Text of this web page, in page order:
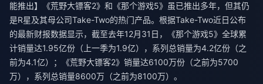
能推出】《荒野大镖客2》和《那个游戏5》虽已推出多年，但其仍
是R星及其母公司Take-Two的热门产品。根据Take-Two近日公布
的最新财报数据显示，截至去年12月31日，《那个游戏5》全球累
计销量达1.95亿份（上一季为1.9亿），系列总销量为4.2亿份（之
前为4.1亿）；《荒野大镖客2》销量达6100万份（之前为5700
万），系列总销量8600万（之前为8100万）。